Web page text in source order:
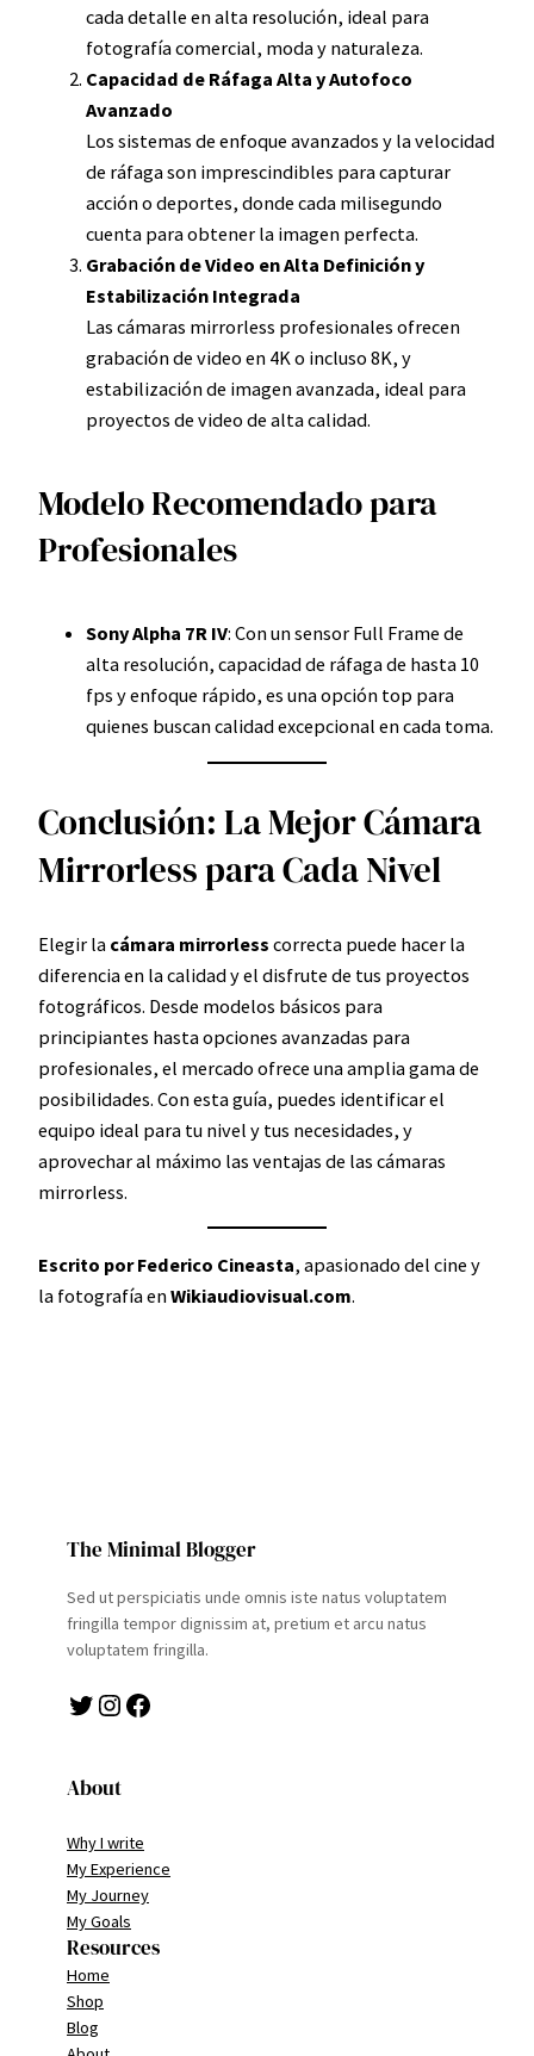
cada detalle en alta resolución, ideal para
fotografía comercial, moda y naturaleza.
Capacidad de Ráfaga Alta y Autofoco
Avanzado
Los sistemas de enfoque avanzados y la velocidad
de ráfaga son imprescindibles para capturar
acción o deportes, donde cada milisegundo
cuenta para obtener la imagen perfecta.
Grabación de Video en Alta Definición y
Estabilización Integrada
Las cámaras mirrorless profesionales ofrecen
grabación de video en 4K o incluso 8K, y
estabilización de imagen avanzada, ideal para
proyectos de video de alta calidad.
Modelo Recomendado para
Profesionales
Sony Alpha 7R IV: Con un sensor Full Frame de
alta resolución, capacidad de ráfaga de hasta 10
fps y enfoque rápido, es una opción top para
quienes buscan calidad excepcional en cada toma.
Conclusión: La Mejor Cámara
Mirrorless para Cada Nivel
Elegir la cámara mirrorless correcta puede hacer la
diferencia en la calidad y el disfrute de tus proyectos
fotográficos. Desde modelos básicos para
principiantes hasta opciones avanzadas para
profesionales, el mercado ofrece una amplia gama de
posibilidades. Con esta guía, puedes identificar el
equipo ideal para tu nivel y tus necesidades, y
aprovechar al máximo las ventajas de las cámaras
mirrorless.
Escrito por Federico Cineasta, apasionado del cine y
la fotografía enWikiaudiovisual.com.
The Minimal Blogger
Sed ut perspiciatis unde omnis iste natus voluptatem
fringilla tempor dignissim at, pretium et arcu natus
voluptatem fringilla.
Twitter Instagram Facebook
About
Why I write
My Experience
My Journey
My Goals
Resources
Home
Shop
Blog